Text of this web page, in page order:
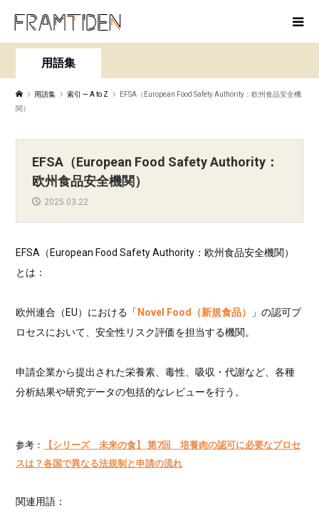
用語集
用語集 索引 — A to Z
EFSA（European Food Safety Authority：欧州食品安全機
関）
EFSA（European Food Safety Authority：
欧州食品安全機関）
2025.03.22
EFSA（European Food Safety Authority：欧州食品安全機関）
とは：
欧州連合（EU）における「 Novel Food（新規食品）
」の認可プ
ロセスにおいて、安全性リスク評価を担当する機関。
申請企業から提出された栄養素、毒性、吸収・代謝など、各種
分析結果や研究データの包括的なレビューを行う。
参考：
【シリーズ 未来の食】 第7回 培養肉の認可に必要なプロセ
スは？各国で異なる法規制と申請の流れ
関連用語：